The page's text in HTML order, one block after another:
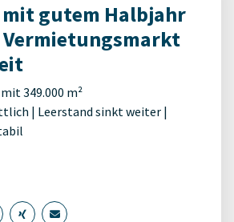
mit gutem Halbjahr
349.000 m²
| Leerstand sinkt weiter |